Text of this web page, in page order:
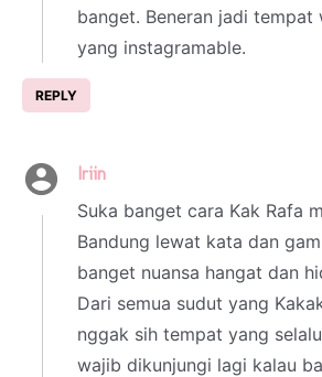
banget. Beneran jadi tempat
yang instagramable.
REPLY
Iriin
Suka banget cara Kak Rafa
Bandung lewat kata dan
banget nuansa hangat dan
Dari semua sudut yang
nggak sih tempat yang
wajib dikunjungi lagi kalau